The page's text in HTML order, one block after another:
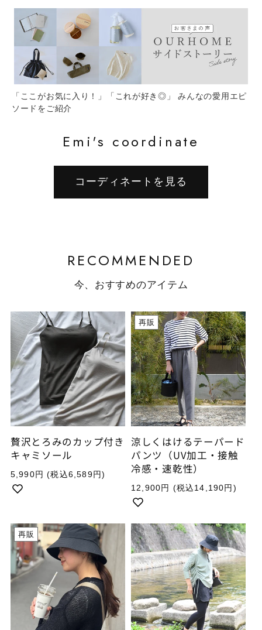
「ここがお気に入り！」「これが好き◎」 みんなの愛用エピ
ソードをご紹介
Emi's coordinate
コーディネートを見る
RECOMMENDED
今、おすすめのアイテム
贅沢とろみのカップ付き
キャミソール
通
常
価
5,990円(税込6,589円)
再販
涼しくはけるテーパード
パンツ（UV加工・接触
冷感・速乾性）
通
常
価
格
12,900円 (税込14,190円)
再販